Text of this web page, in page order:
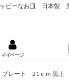
ビーなお皿 日本製
マイページ
プレート 21ｃｍ